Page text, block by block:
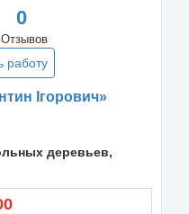
0
Отзывов
работу
Iгорович»
деревьев,